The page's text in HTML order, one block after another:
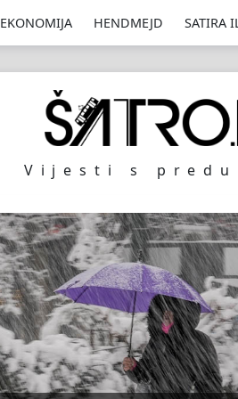
EKONOMIJA HENDMEJD SATIRA
Vijesti s